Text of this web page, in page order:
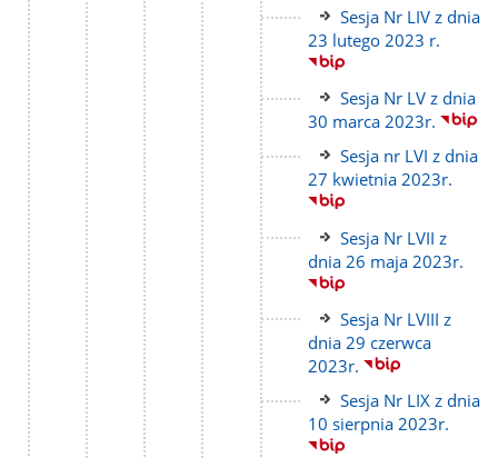
Link
do
strony
Sesja Nr LIV z dnia
23 lutego 2023 r.
Link
do
Sesja Nr LV z dnia
30 marca 2023r.
Link
do
strony
Sesja nr LVI z dnia
27 kwietnia 2023r.
Link
do
strony
Sesja Nr LVII z
dnia 26 maja 2023r.
Link
do
strony
Sesja Nr LVIII z
dnia 29 czerwca
2023r.
Link
do
strony
Sesja Nr LIX z dnia
10 sierpnia 2023r.